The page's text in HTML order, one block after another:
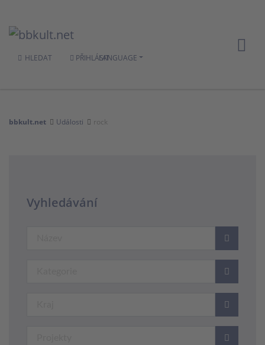
HLEDAT PŘIHLÁSITLANGUAGE
bbkult.net Události rock
Vyhledávání